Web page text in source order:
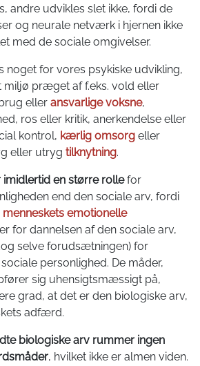
andre udvikles slet ikke, fordi de
og neurale netværk i hjernen ikke
med de sociale omgivelser.
noget for vores psykiske udvikling,
miljø præget af f.eks. vold eller
eller ansvarlige voksne,
ros eller kritik, anerkendelse eller
kontrol, kærlig omsorg eller
eller utryg tilknytning.
imidlertid en større rollefor
end den sociale arv, fordi
menneskets emotionelle
for dannelsen af den sociale arv,
selve forudsætningen) for
personlighed. De måder,
sig uhensigtsmæssigt på,
grad, at det er den biologiske arv,
adfærd.
biologiske arv rummer ingen
, hvilket ikke er almen viden.